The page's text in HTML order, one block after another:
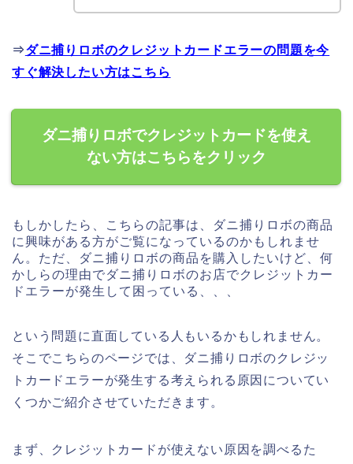
⇒ダニ捕りロボのクレジットカードエラーの問題を今
すぐ解決したい方はこちら
ダニ捕りロボでクレジットカードを使え
ない方はこちらをクリック
もしかしたら、こちらの記事は、ダニ捕りロボの商品
に興味がある方がご覧になっているのかもしれませ
ん。ただ、ダニ捕りロボの商品を購入したいけど、何
かしらの理由でダニ捕りロボのお店でクレジットカー
ドエラーが発生して困っている、、、
という問題に直面している人もいるかもしれません。
そこでこちらのページでは、ダニ捕りロボのクレジッ
トカードエラーが発生する考えられる原因についてい
くつかご紹介させていただきます。
まず、クレジットカードが使えない原因を調べるた